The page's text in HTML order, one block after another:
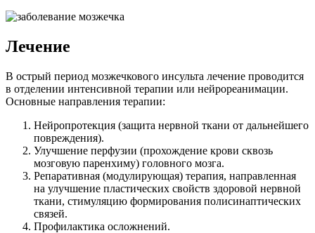
Лечение
В острый период мозжечкового инсульта лечение проводится
в отделении интенсивной терапии или нейрореанимации.
Основные направления терапии:
Нейропротекция (защита нервной ткани от дальнейшего
повреждения).
Улучшение перфузии (прохождение крови сквозь
мозговую паренхиму) головного мозга.
Репаративная (модулирующая) терапия, направленная
на улучшение пластических свойств здоровой нервной
ткани, стимуляцию формирования полисинаптических
связей.
Профилактика осложнений.